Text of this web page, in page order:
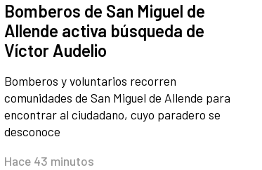
Bomberos de San Miguel de
Allende activa búsqueda de
Víctor Audelio
Bomberos y voluntarios recorren
comunidades de San Miguel de Allende para
encontrar al ciudadano, cuyo paradero se
desconoce
Hace 43 minutos